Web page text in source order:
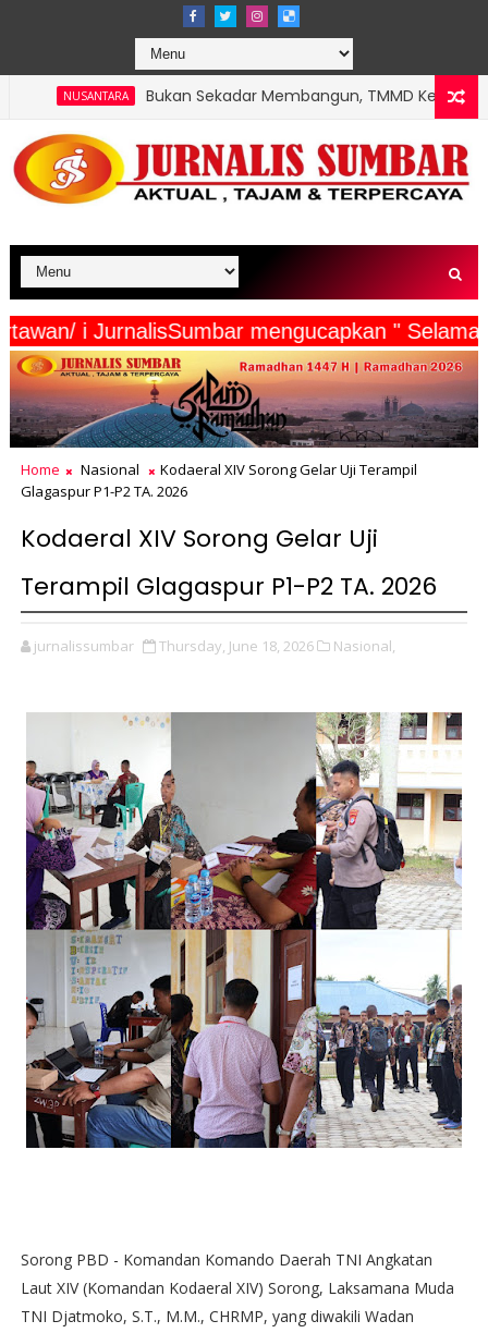
Bukan Sekadar Membangun, TMMD Ke-129 Eratkan
Wartawan/ i JurnalisSumbar mengucapkan "
Home Nasional
Kodaeral XIV Sorong Gelar Uji Terampil
Glagaspur P1-P2 TA. 2026
Kodaeral XIV Sorong Gelar Uji
Terampil Glagaspur P1-P2 TA. 2026
jurnalissumbar Thursday, June 18, 2026 Nasional,
Sorong PBD - Komandan Komando Daerah TNI Angkatan
Laut XIV (Komandan Kodaeral XIV) Sorong, Laksamana Muda
TNI Djatmoko, S.T., M.M., CHRMP, yang diwakili Wadan